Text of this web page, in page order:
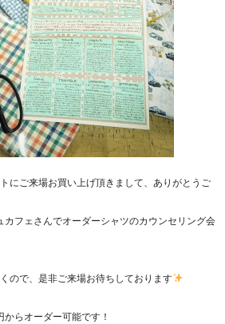
にご来場お買い上げ頂きまして、ありがとうご
カフェさんでオーダーシャツのカウンセリング会
ので、是非ご来場お待ちしております
からオーダー可能です！